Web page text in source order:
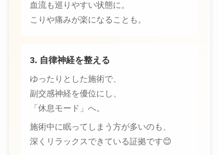
血流も巡りやすい状態に。
こりや痛みが楽になることも。
3. 自律神経を整える
ゆったりとした施術で、
副交感神経を優位にし、
「休息モード」へ。
施術中に眠ってしまう方が多いのも、
深くリラックスできている証拠です😊